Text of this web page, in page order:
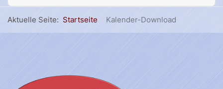
Aktuelle Seite: Startseite Kalender-Download